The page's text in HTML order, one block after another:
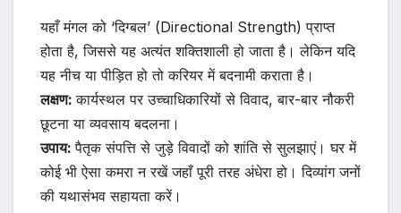
यहाँ मंगल को ‘दिग्बल’ (Directional Strength) प्राप्त
होता है, जिससे यह अत्यंत शक्तिशाली हो जाता है। लेकिन यदि
यह नीच या पीड़ित हो तो करियर में बदनामी कराता है।
लक्षण:कार्यस्थल पर उच्चाधिकारियों से विवाद, बार-बार नौकरी
छूटना या व्यवसाय बदलना।
उपाय:पैतृक संपत्ति से जुड़े विवादों को शांति से सुलझाएं। घर में
कोई भी ऐसा कमरा न रखें जहाँ पूरी तरह अंधेरा हो। दिव्यांग जनों
की यथासंभव सहायता करें।